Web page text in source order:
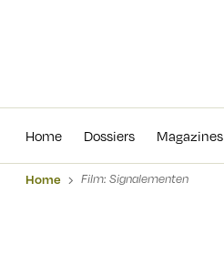
Home Dossiers Magazines
Home Film: Signalementen